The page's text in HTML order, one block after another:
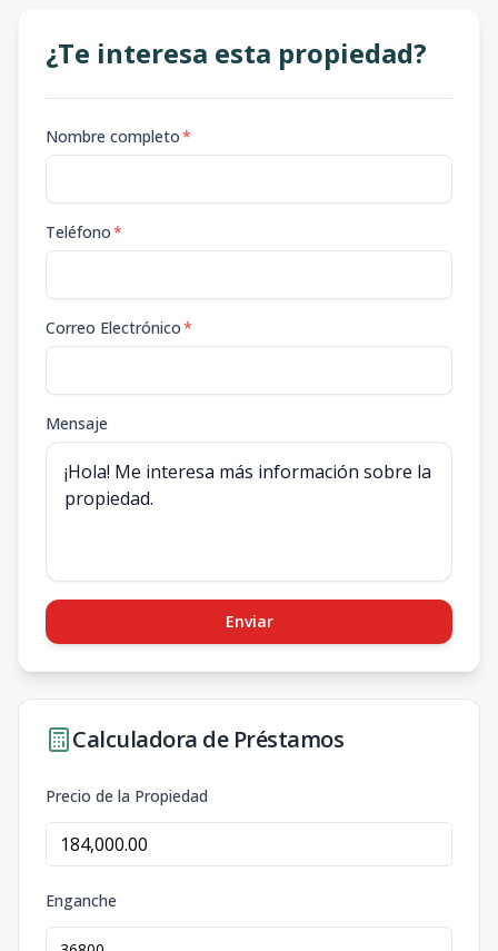
¿Te interesa esta propiedad?
Nombre completo*
Teléfono*
Correo Electrónico*
Mensaje
Enviar
Calculadora de Préstamos
Precio de la Propiedad
Enganche